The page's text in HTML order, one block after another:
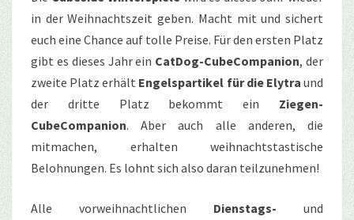
in der Weihnachtszeit geben. Macht mit und sichert
euch eine Chance auf tolle Preise. Für den ersten Platz
gibt es dieses Jahr ein CatDog-CubeCompanion, der
zweite Platz erhält Engelspartikel für die Elytra und
der dritte Platz bekommt ein Ziegen-
CubeCompanion.Aber auch alle anderen, die
mitmachen, erhalten weihnachtstastische
Belohnungen. Es lohnt sich also daran teilzunehmen!
Alle vorweihnachtlichen Dienstags- und